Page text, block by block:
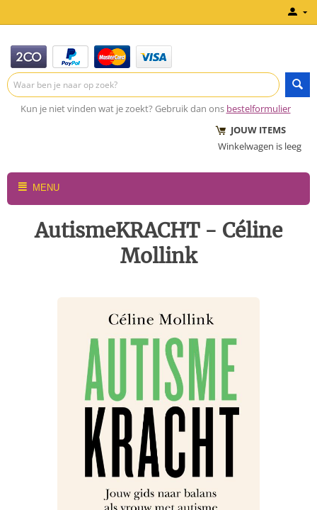
Kun je niet vinden wat je zoekt? Gebruik dan ons bestelformulier
JOUW ITEMS
Winkelwagen is leeg
MENU
AutismeKRACHT - Céline
Mollink